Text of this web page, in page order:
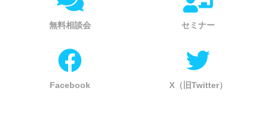
無料相談会 セミナー
Facebook X（旧Twitter）